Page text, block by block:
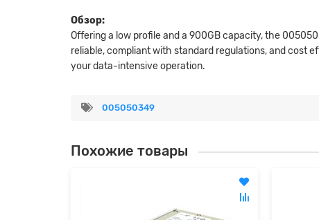
Обзор:
Offering a low profile and a 900GB capacity, the
reliable, compliant with standard regulations, and cost
your data-intensive operation.
005050349
Похожие товары